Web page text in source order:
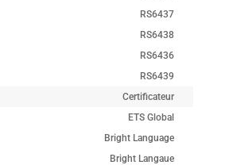
RS6437
RS6438
RS6436
RS6439
Certificateur
ETS Global
Bright Language
Bright Langaue